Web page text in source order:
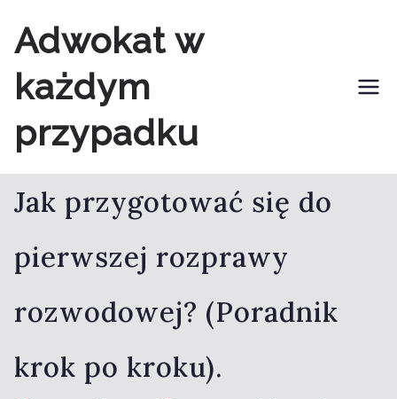
do
treści
Adwokat w
każdym
przypadku
Jak przygotować się do
pierwszej rozprawy
rozwodowej? (Poradnik
krok po kroku).